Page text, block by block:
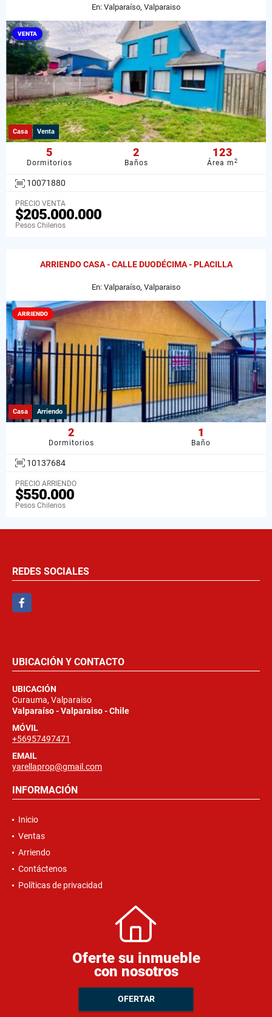
En: Valparaíso, Valparaiso
VENTA
Casa Venta
5
Dormitorios
2
Baños
123
Área m2
10071880
PRECIO VENTA
$205.000.000
Pesos Chilenos
ARRIENDO CASA - CALLE DUODÉCIMA - PLACILLA
En: Valparaíso, Valparaiso
ARRIENDO
Casa Arriendo
2
Dormitorios
1
Baño
10137684
PRECIO ARRIENDO
$550.000
Pesos Chilenos
REDES SOCIALES
Facebook
UBICACIÓN Y CONTACTO
UBICACIÓN
Curauma, Valparaiso
Valparaíso - Valparaiso - Chile
MÓVIL
+56957497471
EMAIL
yarellaprop@gmail.com
INFORMACIÓN
Inicio
Ventas
Arriendo
Contáctenos
Políticas de privacidad
Oferte su inmueble
con nosotros
OFERTAR